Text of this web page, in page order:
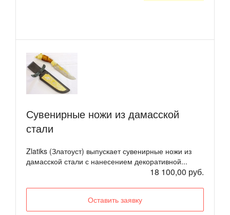
Сувенирные ножи из дамасской
стали
Zlatiks (Златоуст) выпускает сувенирные ножи из
дамасской стали с нанесением декоративной...
18 100,00 руб.
Оставить заявку